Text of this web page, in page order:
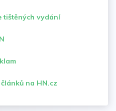
tištěných vydání
na HN.cz